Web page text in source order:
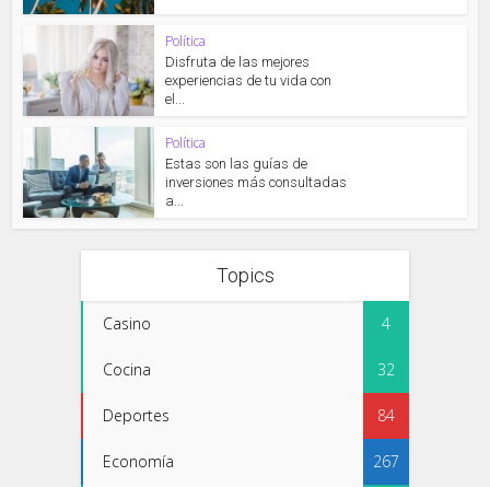
Política
Disfruta de las mejores
experiencias de tu vida con
el...
Política
Estas son las guías de
inversiones más consultadas
a...
Topics
Casino 4
Cocina 32
Deportes 84
Economía 267